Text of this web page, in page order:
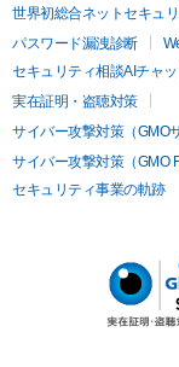
世界初総合ネットセキュ
パスワード漏洩診断
セキュリティ相談AIチャッ
実在証明・盗聴対策
サイバー攻撃対策（GMO
サイバー攻撃対策（GMO
セキュリティ事業の軌跡